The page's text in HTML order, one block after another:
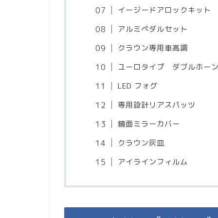
イージードアロックキット
アルミペダルセット
クラウン専用車高調
ユーロタイプ ダブルホー
LED フォグ
専用設計リアスパッツ
鏡面ミラーカバー
クラウン灰皿
アイラインフィルム